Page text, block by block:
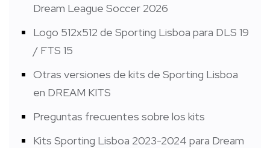
Dream League Soccer 2026
Logo 512x512 de Sporting Lisboa para DLS 19
/ FTS 15
Otras versiones de kits de Sporting Lisboa
en DREAM KITS
Preguntas frecuentes sobre los kits
Kits Sporting Lisboa 2023-2024 para Dream